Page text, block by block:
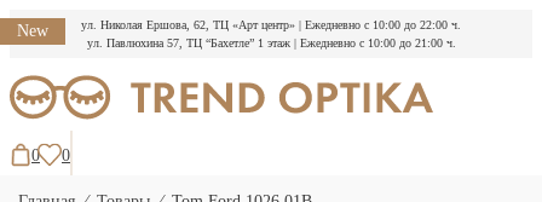
ул. Николая Ершова, 62, ТЦ «Арт центр» | Ежедневно с 10:00 до 22:00 ч.
ул. Павлюхина 57, ТЦ “Бахетле” 1 этаж | Ежедневно с 10:00 до 21:00 ч.
к
содержимому
0 0
New